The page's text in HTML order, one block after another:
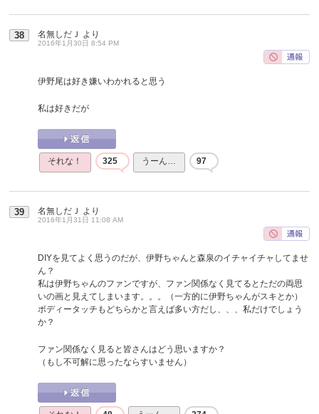
38 名無しだＪ より
2016年1月30日 8:54 PM
伊野尾は好き嫌いわかれると思う
私は好きだが
それな！ 325 うーん… 97
39 名無しだＪ より
2016年1月31日 11:08 AM
DIYを見てよく思うのだが、伊野ちゃんと森泉のイチャイチャしてませ
ん？
私は伊野ちゃんのファンですが、ファン関係なく見てるとただの両思
いの画と見えてしまいます。。。（一方的に伊野ちゃんがスキとか）
ボディータッチもどちらかと言えば多い方だし、、、私だけでしょう
か？
ファン関係なく見ると皆さんはどう思いますか？
（もし不可解に思ったならすいません）